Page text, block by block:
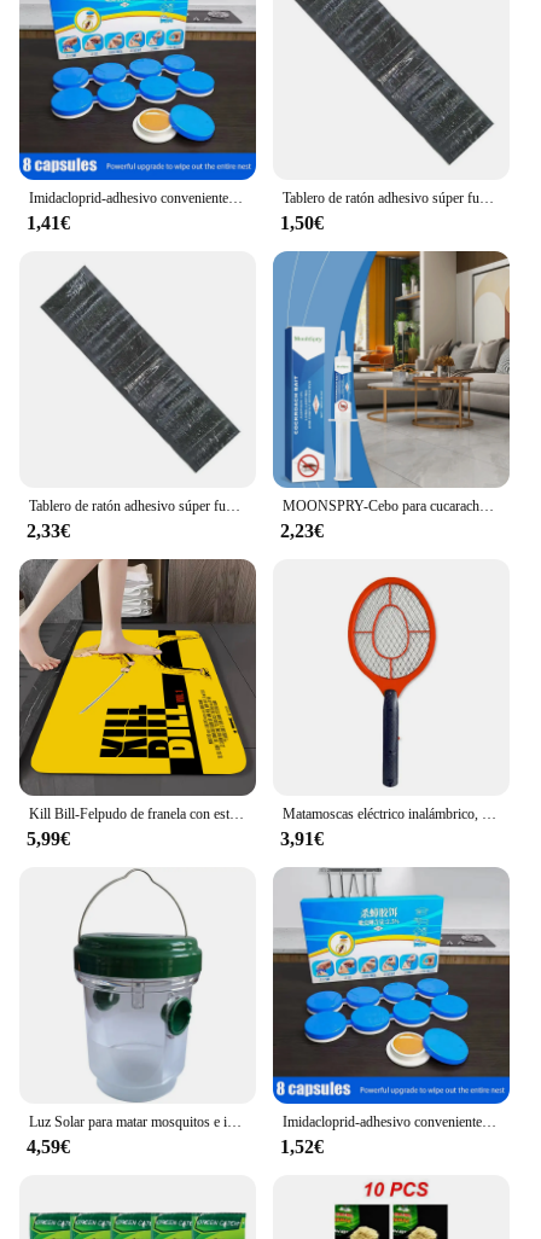
friendly solution, as it does not rely on harmful
chemicals to eliminate mosquitoes. Instead, it uses
an innovative electrical grid that is both safe and
effective. This makes it a sustainable choice for
those who are conscious of their environmental
impact while still prioritizing pest control.
Imidacloprid-adhesivo conveniente para matar cucarachas, cebo de pegamento seguro para cucarachas de larga duración, no tóxico, 8 piezas
1,41€
Tablero de ratón adhesivo súper fuerte, trampa de ratón de gran tamaño, tablero de rata de pegamento, no tóxico, ecológico, también para matar plagas en el hogar, 120x28cm
1,50€
Tablero de ratón adhesivo súper fuerte, trampa de ratón de gran tamaño, tablero de ratas de pegamento no tóxico, herramienta ecológica para matar plagas para el hogar, 120x28cm
2,33€
MOONSPRY-Cebo para cucarachas en gel para interiores, cebo para matar cucarachas, para el hogar, cocina
2,23€
Kill Bill-Felpudo de franela con estampado gráfico de película, Alfombra de entrada para baño, cocina, decoración del hogar
5,99€
Matamoscas eléctrico inalámbrico, matamosquitos de verano, trampa para moscas, batería, raqueta para insectos
3,91€
Luz Solar para matar mosquitos e insectos, inducción inteligente para exteriores, jardín, césped, árbol colgante, trampa para mosquitos e insectos
4,59€
Imidacloprid-adhesivo conveniente para matar cucarachas, cebo de pegamento seguro para cucarachas de larga duración, no tóxico, 8 piezas
1,52€